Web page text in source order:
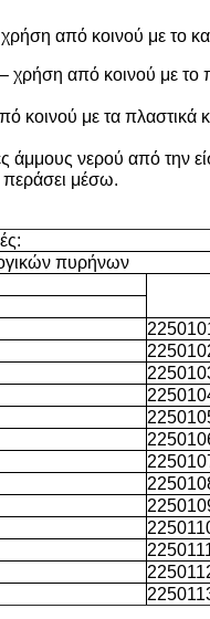
από κοινού με το
χρήση από κοινού με το
κοινού με τα
άμμους νερού από
περάσει μέσω.
πυρήνων